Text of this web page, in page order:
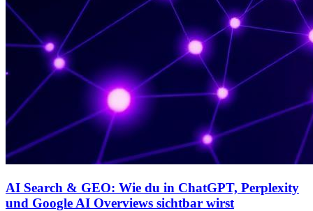
AI Search & GEO: Wie du in ChatGPT, Perplexity
und Google AI Overviews sichtbar wirst